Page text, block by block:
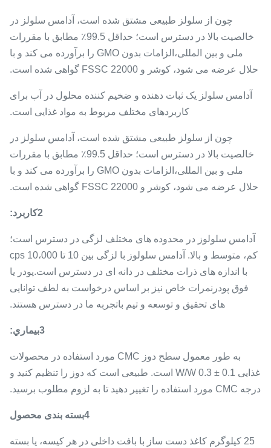
چون از سلولز طبیعی مشتق شده است، آدامس سلولز در
خالصیت بالا در دسترس است؛ حداقل 99.5٪ مطابق با مقررات
ملی و بین المللی،الزامات بدون GMO را برآورده می کند و با
حلال عرضه می شود، کوشر و FSSC 22000 گواهی شده است.
آدامس سلولز یک ثبات دهنده و ضخیم کننده محلول در آب برای
کاربردهای مختلف مربوط به مواد غذایی است.
چون از سلولز طبیعی مشتق شده است، آدامس سلولز در
خالصیت بالا در دسترس است؛ حداقل 99.5٪ مطابق با مقررات
ملی و بین المللی،الزامات بدون GMO را برآورده می کند و با
حلال عرضه می شود، کوشر و FSSC 22000 گواهی شده است.
2کاربرد:
آدامس سلولوز در محدوده های مختلف لزگی در دسترس است؛
کم، متوسط و بالا. آدامس سلولوز با لزگی بین 10 تا 10،000 cps
با اندازه های ذرات مختلف در دانه ای در دسترس است.پودر یا
فوق پودرنمرات خاص نیز بر اساس درخواست به لطف توانایی
های تحقیق و توسعه و تیم باتجربه ما در دسترس هستند.
3بيماري:
به طور معمول سطح دوز CMC مورد استفاده در محصولات
غذایی 0.1 ± 0.3 W/W است. طبیعی است که دوز را تنظیم کنید و
درجه CMC مورد استفاده را تغییر دهید تا به لزوم مطلوب برسید.
4بسته بندی محصول
25 کیلوگرم کاغذ دست ساز با بافت داخلی در هر کیسه، یا بسته